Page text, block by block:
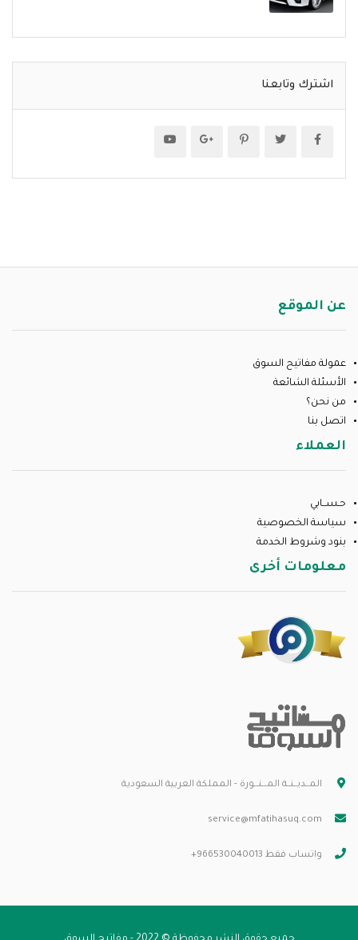
اشترك وتابعنا
عن الموقع
عمولة مفاتيح السوق
الأسئلة الشائعة
من نحن؟
اتصل بنا
العملاء
حـســابي
سياسة الخصوصية
بنود وشروط الخدمة
معلومات أخرى
المــديــنــة المـــنـــورة - المملكة العربية السعودية
service@mfatihasuq.com
واتساب فقط 966530040013+